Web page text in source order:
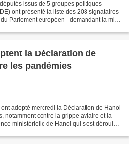
issus de 5 groupes politiques
ont présenté la liste des 208 signataires
Parlement européen - demandant la mise
la Déclaration de
les pandémies
adopté mercredi la Déclaration de Hanoi
notamment contre la grippe aviaire et la
ministérielle de Hanoi qui s'est déroulée